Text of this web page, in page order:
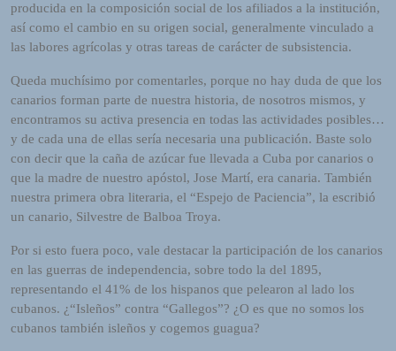
producida en la composición social de los afiliados a la institución,
así como el cambio en su origen social, generalmente vinculado a
las labores agrícolas y otras tareas de carácter de subsistencia.
Queda muchísimo por comentarles, porque no hay duda de que los
canarios forman parte de nuestra historia, de nosotros mismos, y
encontramos su activa presencia en todas las actividades posibles…
y de cada una de ellas sería necesaria una publicación. Baste solo
con decir que la caña de azúcar fue llevada a Cuba por canarios o
que la madre de nuestro apóstol, Jose Martí, era canaria. También
nuestra primera obra literaria, el “Espejo de Paciencia”, la escribió
un canario, Silvestre de Balboa Troya.
Por si esto fuera poco, vale destacar la participación de los canarios
en las guerras de independencia, sobre todo la del 1895,
representando el 41% de los hispanos que pelearon al lado los
cubanos. ¿“Isleños” contra “Gallegos”? ¿O es que no somos los
cubanos también isleños y cogemos guagua?